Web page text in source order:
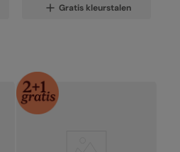
Gratis kleurstalen